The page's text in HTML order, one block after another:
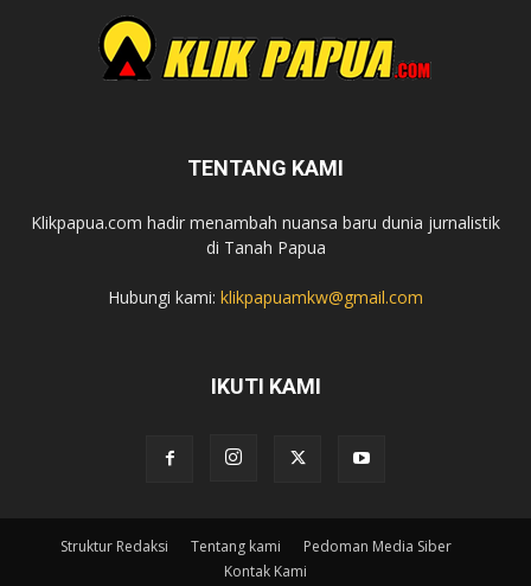
TENTANG KAMI
Klikpapua.com hadir menambah nuansa baru dunia jurnalistik
di Tanah Papua
Hubungi kami: klikpapuamkw@gmail.com
IKUTI KAMI
Struktur Redaksi Tentang kami
Pedoman Media Siber
Kontak Kami